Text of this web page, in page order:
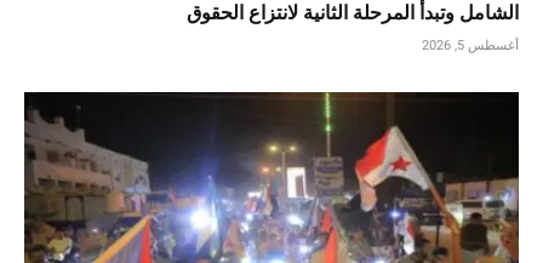
الشامل وتبدأ المرحلة الثانية لانتزاع الحقوق
أغسطس 5, 2026